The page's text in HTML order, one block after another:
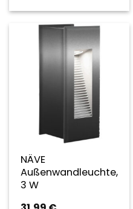
NÄVE
Außenwandleuchte,
3 W